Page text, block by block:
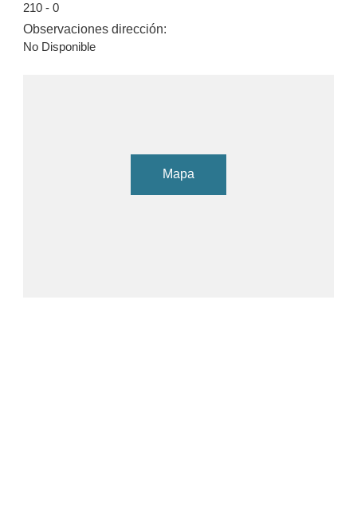
210 - 0
Observaciones dirección:
No Disponible
Mapa